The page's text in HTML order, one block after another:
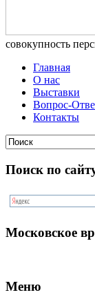
совокупность
Главная
О нас
Выставки
Вопрос-
Контакты
Поиск по
Московское
Меню